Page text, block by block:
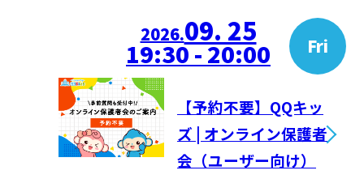
2026.09. 25 Fri
19:30 - 20:00
【予約不要】QQキッ
ズ | オンライン保護者
会（ユーザー向け）